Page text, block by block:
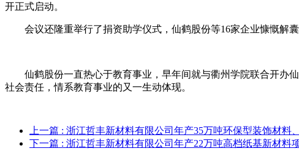
开正式启动。
会议还隆重举行了捐资助学仪式，仙鹤股份等16家企业慷慨解
仙鹤股份一直热心于教育事业，早年间就与衢州学院联合开办
社会责任，情系教育事业的又一生动体现。
上一篇 : 浙江哲丰新材料有限公司年产35万吨环保型装饰材
下一篇 : 浙江哲丰新材料有限公司年产22万吨高档纸基新材